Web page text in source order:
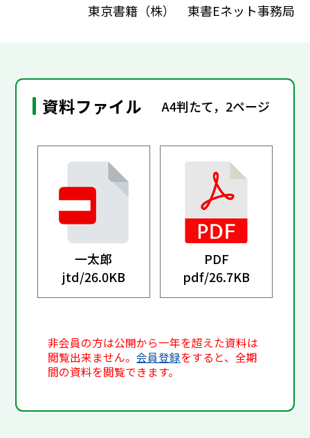
東京書籍（株） 東書Eネット事務局
資料ファイル A4判たて，2ページ
一太郎
jtd/26.0KB
PDF
pdf/26.7KB
非会員の方は公開から一年を超えた資料は
閲覧出来ません。会員登録をすると、全期
間の資料を閲覧できます。